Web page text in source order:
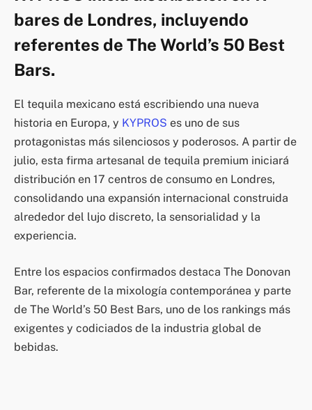
bares de Londres, incluyendo
referentes de The World’s 50 Best
Bars.
El tequila mexicano está escribiendo una nueva
historia en Europa, y KYPROS es uno de sus
protagonistas más silenciosos y poderosos. A partir de
julio, esta firma artesanal de tequila premium iniciará
distribución en 17 centros de consumo en Londres,
consolidando una expansión internacional construida
alrededor del lujo discreto, la sensorialidad y la
experiencia.
Entre los espacios confirmados destaca The Donovan
Bar, referente de la mixología contemporánea y parte
de The World’s 50 Best Bars, uno de los rankings más
exigentes y codiciados de la industria global de
bebidas.